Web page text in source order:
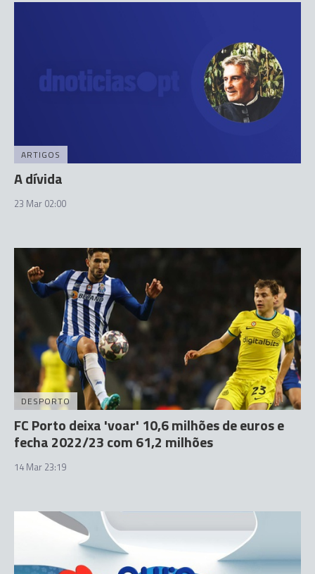
ARTIGOS
A dívida
23 Mar 02:00
DESPORTO
FC Porto deixa 'voar' 10,6 milhões de euros e
fecha 2022/23 com 61,2 milhões
14 Mar 23:19